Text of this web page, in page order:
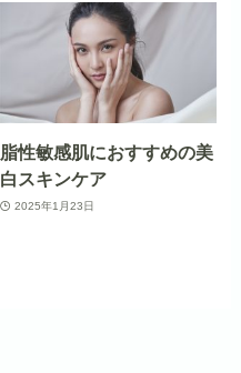
脂性敏感肌におすすめの美
白スキンケア
2025年1月23日